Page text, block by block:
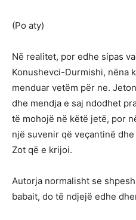
(Po aty)
Në realitet, por edhe sipas
Konushevci-Durmishi, nëna
menduar vetëm për ne.
dhe mendja e saj ndodhet
të mohojë në këtë jetë, por
një suvenir që veçantinë
Zot që e krijoi.
Autorja normalisht se
babait, do të ndjejë edhe